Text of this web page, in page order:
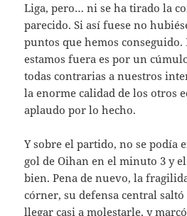
Liga, pero… ni se ha tirado la
parecido. Si así fuese no
puntos que hemos conseguido.
estamos fuera es por un
todas contrarias a nuestros
la enorme calidad de los otros
aplaudo por lo hecho.
Y sobre el partido, no se podía
gol de Oihan en el minuto 3 y
bien. Pena de nuevo, la
córner, su defensa central
llegar casi a molestarle, y